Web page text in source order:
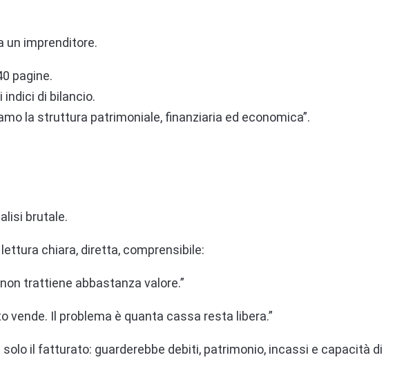
un imprenditore.
pagine.
indici di bilancio.
la struttura patrimoniale, finanziaria ed economica”.
brutale.
chiara, diretta, comprensibile:
trattiene abbastanza valore.”
vende. Il problema è quanta cassa resta libera.”
solo il fatturato: guarderebbe debiti, patrimonio, incassi e capacità di